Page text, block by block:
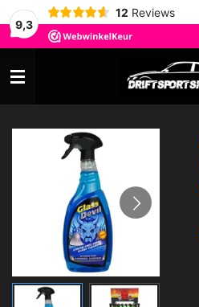
9,3
12 Reviews